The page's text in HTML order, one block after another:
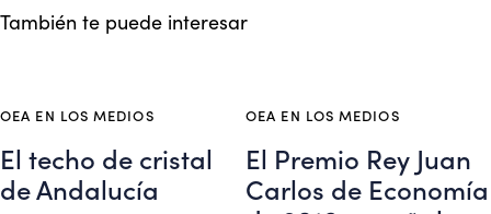
También te puede interesar
OEA EN LOS MEDIOS
El techo de cristal
de Andalucía
OEA EN LOS MEDIOS
El Premio Rey Juan
Carlos de Economía